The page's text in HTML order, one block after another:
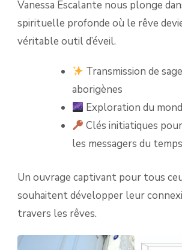
Vanessa Escalante nous plonge
spirituelle profonde où le rêve
véritable outil d’éveil.
Transmission de
aborigènes
Exploration du
Clés initiatiques
les messagers du
Un ouvrage captivant pour tous
souhaitent développer leur
travers les rêves.